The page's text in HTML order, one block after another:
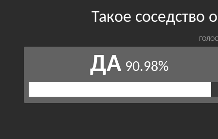
Такое соседство
ДА 90.98%